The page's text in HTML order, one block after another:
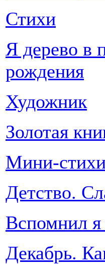
Стихи
Я дерево в
рождения
Художник
Золотая
Мини-
Детство.
Вспомнил
Декабрь.